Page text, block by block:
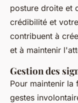
posture droite et
crédibilité et
contribuent à
et à maintenir
Gestion des
Pour maintenir
gestes